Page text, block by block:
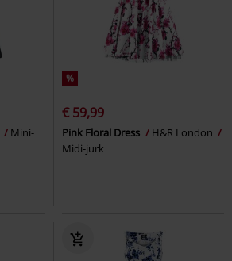
Mini-
%
€ 59,99
Pink Floral Dress
H&R London
Midi-jurk